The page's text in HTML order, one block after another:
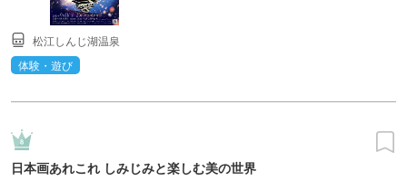
松江しんじ湖温泉
体験・遊び
日本画あれこれ しみじみと楽しむ美の世界